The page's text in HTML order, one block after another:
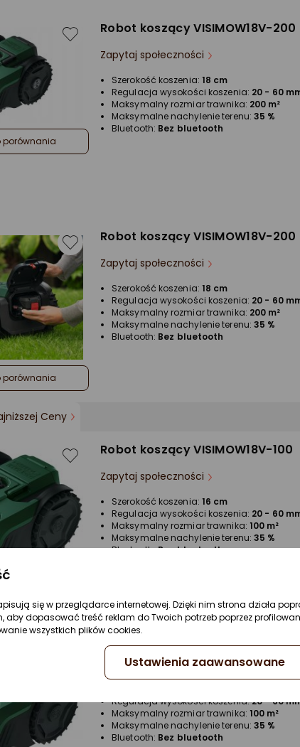
Robot koszący VISIMOW18V-200
Zapytaj społeczności
Szerokość koszenia: 18 cm
Regulacja wysokości koszenia: 20 - 60
Maksymalny rozmiar trawnika: 200 m²
Maksymalne nachylenie terenu: 35 %
Bluetooth: Bez bluetooth
Robot koszący VISIMOW18V-200
Zapytaj społeczności
Szerokość koszenia: 18 cm
Regulacja wysokości koszenia: 20 - 60
Maksymalny rozmiar trawnika: 200 m²
Maksymalne nachylenie terenu: 35 %
Bluetooth: Bez bluetooth
Ceny
Robot koszący VISIMOW18V-100
Zapytaj społeczności
Szerokość koszenia: 16 cm
Regulacja wysokości koszenia: 20 - 60
Maksymalny rozmiar trawnika: 100 m²
Maksymalne nachylenie terenu: 35 %
Bluetooth:Bez bluetooth
Robot koszący VISIMOW18V-100
Zapytaj społeczności
Regulacja wysokości koszenia:20 - 60
Maksymalny rozmiar trawnika: 100 m²
Maksymalne nachylenie terenu: 35 %
Bluetooth: Bez bluetooth
się w przeglądarce internetowej. Dzięki nim strona działa
aby dopasować treść reklam do Twoich potrzeb poprzez
wszystkich plików cookies.
Ustawienia zaawansowane